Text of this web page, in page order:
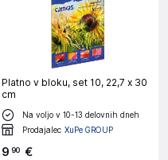
Platno v bloku, set 10, 22,7 x 30
cm
Na voljo v 10-13 delovnih dneh
Prodajalec XuPe GROUP
9 90 €